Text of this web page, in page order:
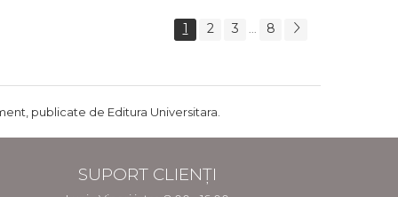
1 2 3 8
publicate de Editura Universitara.
SUPORT CLIENȚI